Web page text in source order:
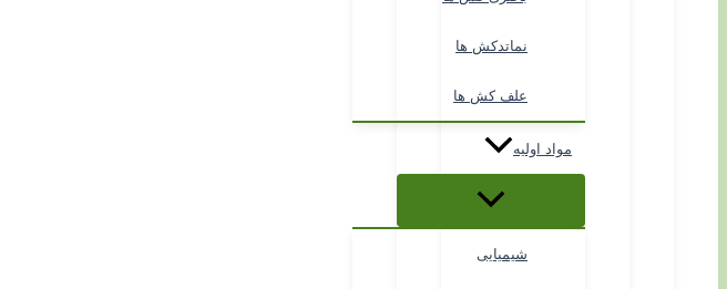
نماتدکش ها
علف کش ها
مواد اولیه
شیمیایی